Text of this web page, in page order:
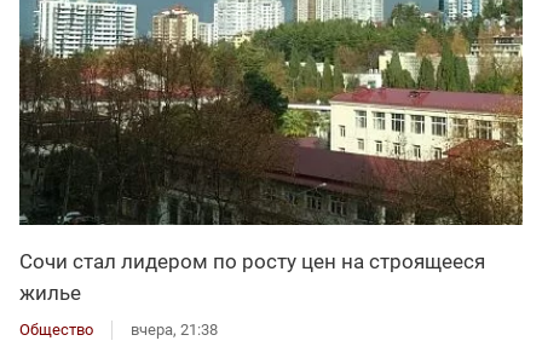
Сочи стал лидером по росту цен на строящееся
жилье
Общество вчера, 21:38